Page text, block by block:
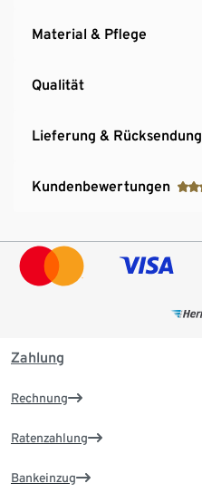
Material & Pflege
Qualität
Lieferung & Rücksendung
Kundenbewertungen
Zahlung
Rechnung
Ratenzahlung
Bankeinzug